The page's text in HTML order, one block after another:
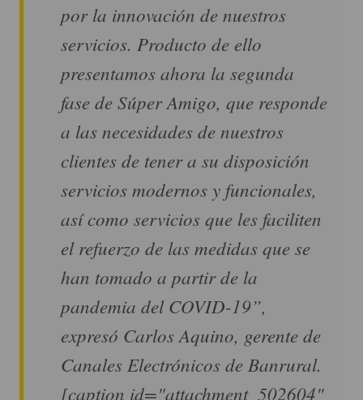
por la innovación de nuestros
servicios. Producto de ello
presentamos ahora la segunda
fase de Súper Amigo, que responde
a las necesidades de nuestros
clientes de tener a su disposición
servicios modernos y funcionales,
así como servicios que les faciliten
el refuerzo de las medidas que se
han tomado a partir de la
pandemia del COVID-19”,
expresó Carlos Aquino, gerente de
Canales Electrónicos de Banrural.
[caption id="attachment_502604"